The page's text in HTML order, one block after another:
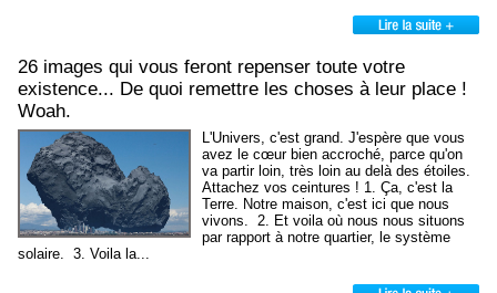
26 images qui vous feront repenser toute votre
existence... De quoi remettre les choses à leur place !
Woah.
L'Univers, c'est grand. J'espère que vous
avez le cœur bien accroché, parce qu'on
va partir loin, très loin au delà des étoiles.
Attachez vos ceintures ! 1. Ça, c'est la
Terre. Notre maison, c'est ici que nous
vivons. 2. Et voila où nous nous situons
par rapport à notre quartier, le système
solaire. 3. Voila la...